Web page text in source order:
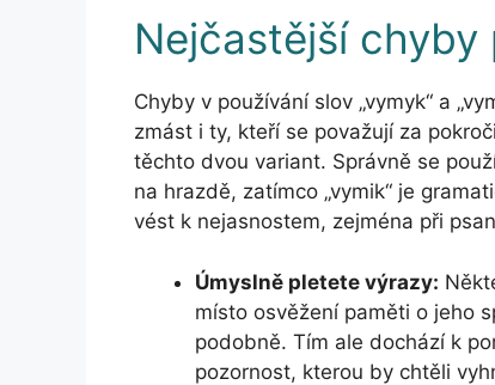
Nejčastější chyby
Chyby v používání slov „vymyk“ a
zmást i ty, kteří se považují za
těchto dvou variant. Správně se
na hrazdě, zatímco „vymik“ je
vést k nejasnostem, zejména při
Úmyslně pletete výrazy:
místo osvěžení paměti o jeho
podobně. Tím ale dochází k
pozornost, kterou by chtěli